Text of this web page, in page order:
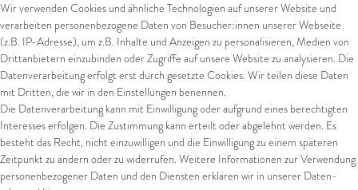
Kontakt
Kontaktformular
Arena in Arte GmbH
Marktgasse 2,
8600 Dübendorf
Tel: +41 44 821 60 40
Rechtliches
AGB
Impressum
Datenschutz
Widerrufsrecht
Zahlung und Versand
Widerrufsformular
Wir verwenden Cookies und ähnliche Technologien auf unserer Website und
verarbeiten personenbezogene Daten von Besucher:innen unserer Webseite
(z.B. IP-Adresse), um z.B. Inhalte und Anzeigen zu personalisieren, Medien von
Drittanbietern einzubinden oder Zugriffe auf unsere Website zu analysieren. Die
Datenverarbeitung erfolgt erst durch gesetzte Cookies. Wir teilen diese Daten
mit Dritten, die wir in den Einstellungen benennen.
Die Datenverarbeitung kann mit Einwilligung oder aufgrund eines berechtigten
Interesses erfolgen. Die Zustimmung kann erteilt oder abgelehnt werden. Es
besteht das Recht, nicht einzuwilligen und die Einwilligung zu einem späteren
Zeitpunkt zu ändern oder zu widerrufen. Weitere Informationen zur Verwendung
personenbezogener Daten und den Diensten erklären wir in unserer Daten­